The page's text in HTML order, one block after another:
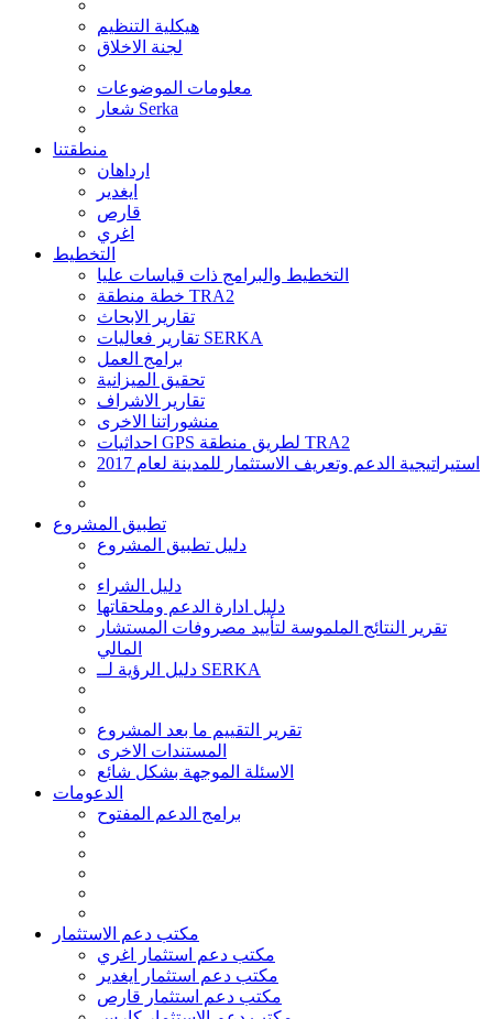
هيكلية التنظيم
لجنة الاخلاق
معلومات الموضوعات
شعار Serka
منطقتنا
ارداهان
ايغدير
قارص
اغري
التخطيط
التخطيط والبرامج ذات قياسات عليا
خطة منطقة TRA2
تقارير الابحاث
تقارير فعاليات SERKA
برامج العمل
تحقيق الميزانية
تقارير الاشراف
منشوراتنا الاخرى
احداثيات GPS لطريق منطقة TRA2
استيراتيجية الدعم وتعريف الاستثمار للمدينة لعام 2017
تطبيق المشروع
دليل تطبيق المشروع
دليل الشراء
دليل ادارة الدعم وملحقاتها
تقرير النتائج الملموسة لتأييد مصروفات المستشار
المالي
دليل الرؤية لــ SERKA
تقرير التقييم ما بعد المشروع
المستندات الاخرى
الاسئلة الموجهة بشكل شائع
الدعومات
برامج الدعم المفتوح
مكتب دعم الاستثمار
مكتب دعم استثمار اغري
مكتب دعم استثمار ايغدير
مكتب دعم استثمار قارص